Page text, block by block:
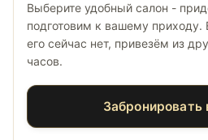
Выберите удобный салон -
подготовим к вашему приходу.
его сейчас нет, привезём из
часов.
Забронировать